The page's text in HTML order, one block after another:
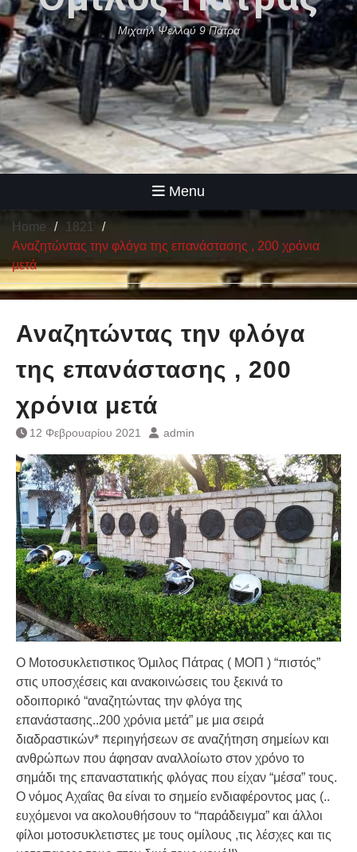
Μιχαήλ Ψελλού 9 Πάτρα
Menu
Home
1821
Αναζητώντας την φλόγα της επανάστασης , 200 χρόνια
μετά
Αναζητώντας την φλόγα
της επανάστασης , 200
χρόνια μετά
12 Φεβρουαρίου 2021 admin
Ο Μοτοσυκλετιστικος Όμιλος Πάτρας ( ΜΟΠ ) “πιστός”
στις υποσχέσεις και ανακοινώσεις του ξεκινά το
οδοιπορικό “αναζητώντας την φλόγα της
επανάστασης..200 χρόνια μετά” με μια σειρά
διαδραστικών* περιηγήσεων σε αναζήτηση σημείων και
ανθρώπων που άφησαν αναλλοίωτο στον χρόνο το
σημάδι της επαναστατικής φλόγας που είχαν “μέσα” τους.
Ο νόμος Αχαΐας θα είναι το σημείο ενδιαφέροντος μας (..
ευχόμενοι να ακολουθήσουν το “παράδειγμα” και άλλοι
φίλοι μοτοσυκλετιστες με τους ομίλους ,τις λέσχες και τις